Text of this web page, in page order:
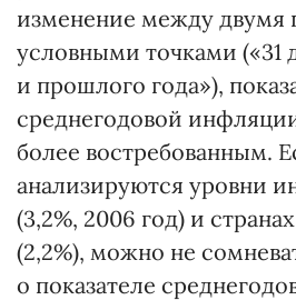
изменение между двумя
условными точками («31
и прошлого года»),
среднегодовой
более востребованным.
анализируются уровни
(3,2%, 2006 год) и
(2,2%), можно не
о показателе